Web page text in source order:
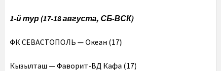
1-й тур (17-18 августа, СБ-ВСК)
ФК СЕВАСТОПОЛЬ — Океан (17)
Кызылташ — Фаворит-ВД Кафа (17)